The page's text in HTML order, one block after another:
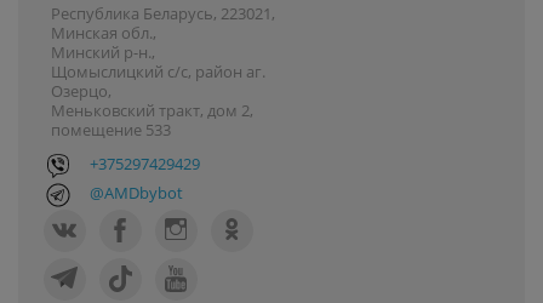
Республика Беларусь, 223021,
Минская обл.,
Минский р-н.,
Щомыслицкий с/с, район аг.
Озерцо,
Меньковский тракт, дом 2,
помещение 533
+375297429429
@AMDbybot